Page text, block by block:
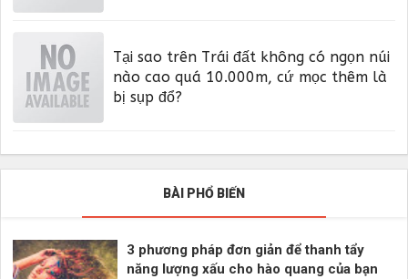
Tại sao trên Trái đất không có ngọn núi
nào cao quá 10.000m, cứ mọc thêm là
bị sụp đổ?
BÀI PHỔ BIẾN
3 phương pháp đơn giản để thanh tẩy
năng lượng xấu cho hào quang của bạn